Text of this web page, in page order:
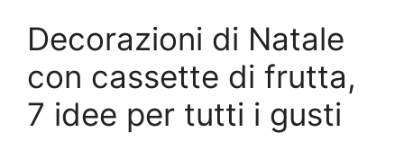
Decorazioni di Natale
con cassette di frutta,
7 idee per tutti i gusti